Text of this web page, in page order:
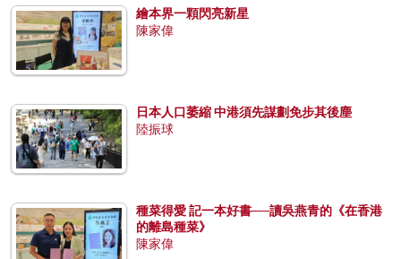
繪本界一顆閃亮新星
陳家偉
日本人口萎縮 中港須先謀劃免步其後塵
陸振球
種菜得愛 記一本好書──讀吳燕青的《在香港
的離島種菜》
陳家偉